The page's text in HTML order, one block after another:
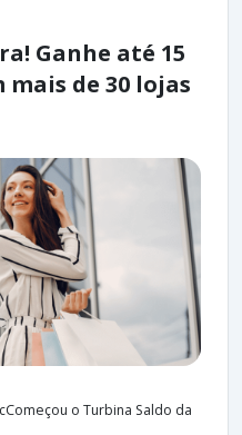
Ganhe até 15
de 30 lojas
o Turbina Saldo da